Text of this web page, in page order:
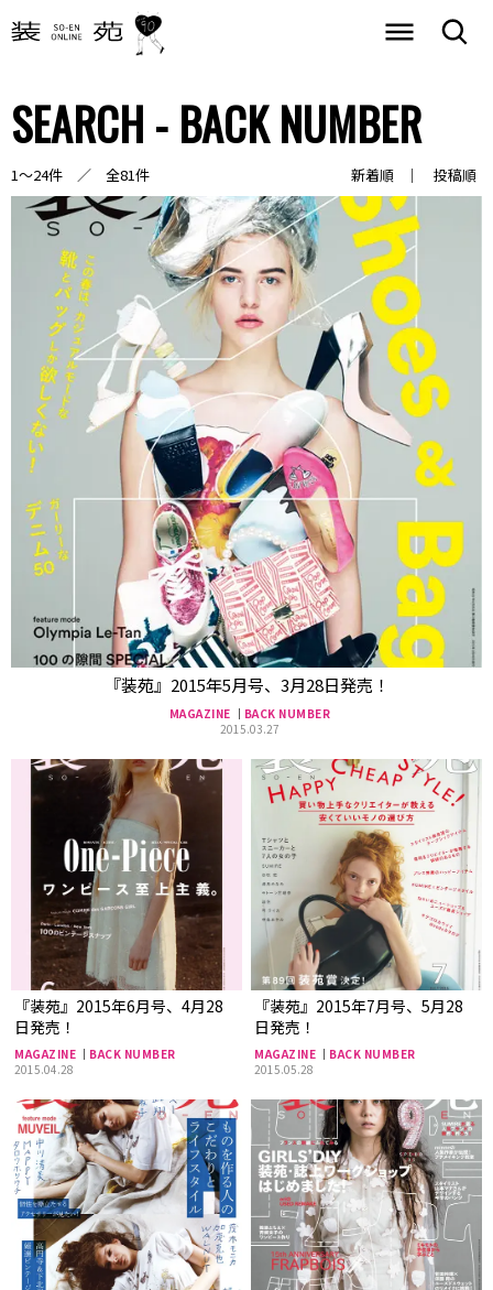
SEARCH - BACK NUMBER
1～24件 ／ 全81件 新着順 投稿順
『装苑』2015年5月号、3月28日発売！
MAGAZINE
BACK NUMBER
2015.03.27
『装苑』2015年6月号、4月28
日発売！
MAGAZINE
BACK NUMBER
2015.04.28
『装苑』2015年7月号、5月28
日発売！
MAGAZINE
BACK NUMBER
2015.05.28